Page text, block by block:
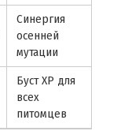
Синергия
осенней
мутации
Буст XP для
всех
питомцев